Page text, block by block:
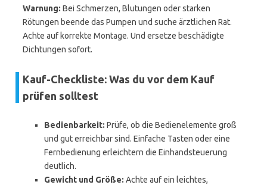
Warnung: Bei Schmerzen, Blutungen oder starken
Rötungen beende das Pumpen und suche ärztlichen Rat.
Achte auf korrekte Montage. Und ersetze beschädigte
Dichtungen sofort.
Kauf-Checkliste: Was du vor dem Kauf
prüfen solltest
Bedienbarkeit: Prüfe, ob die Bedienelemente groß
und gut erreichbar sind. Einfache Tasten oder eine
Fernbedienung erleichtern die Einhandsteuerung
deutlich.
Gewicht und Größe: Achte auf ein leichtes,